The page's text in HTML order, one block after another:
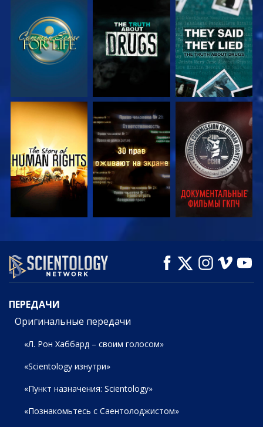
СМОТРЕТЬ СМОТРЕТЬ СМОТРЕТЬ
СМОТРЕТЬ СМОТРЕТЬ СМОТРЕТЬ
СМОТРЕТЬ СМОТРЕТЬ
СМОТРЕТЬ
ПЕРЕДАЧИ
ПЕРЕДАЧИ
Оригинальные передачи
«Л. Рон Хаббард – своим голосом»
«Scientology изнутри»
«Пункт назначения: Scientology»
«Познакомьтесь с Саентолоджистом»